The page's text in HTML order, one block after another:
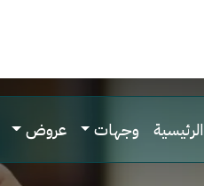
الرئيسية وجهات عروض